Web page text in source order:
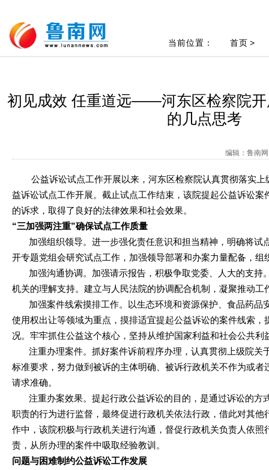
当前位置： 首页 >
初见成效 任重道远——河东区检察院开
的几点思考
编辑：鲁南
公益诉讼试点工作开展以来，河东区检察院认真贯彻落实上
益诉讼试点工作开展。截止试点工作结束，该院提起公益诉讼案
的诉求，取得了良好的法律效果和社会效果。
“三加强两注重”确保试点工作质量
加强组织领导。进一步强化责任意识和担当精神，明确将试
开专题党组会研究试点工作，加强领导部署和办案力量配备，组
加强沟通协调。加强请示报告，积极争取党委、人大的支持
机关的理解支持。建立与人民法院的协调配合机制，凝聚推动工
加强案件线索摸排工作。以生态环境和资源保护、食品药品
使用权出让等领域为重点，摸排适宜提起公益诉讼的案件线索，
况。牢牢抓住公益这个核心，坚持从维护国家利益和社会公共利
注重办理案件。抓好案件诉前程序办理，认真贯彻上级院关
标准要求，努力做到被诉的主体明确、被诉行政机关不作为或者
请求准确。
注重办案效果。提起行政公益诉讼的目的，是通过诉讼的方
职责的行为进行监督，最终促进行政机关依法行政，借此对其他
作中，该院积极与行政机关进行沟通，督促行政机关负责人依照
责，从所办理的案件中吸取经验教训。
问题与困难制约公益诉讼工作发展